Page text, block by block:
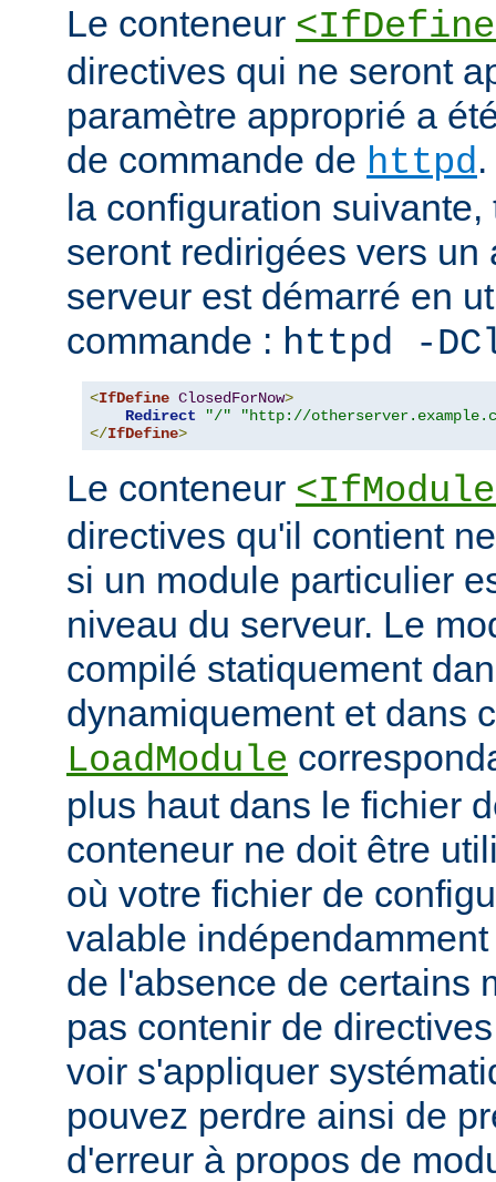
Le conteneur
directives qui ne seront
paramètre approprié a
de commande de httpd
la configuration
seront redirigées vers un
serveur est démarré en
commande : httpd -
<IfDefine ClosedForNow>
Redirect
"/"
"http://
</IfDefine>
Le conteneur
directives qu'il contient
si un module particulier
niveau du serveur. Le
compilé statiquement
dynamiquement et dans
LoadModule
plus haut dans le fichier
conteneur ne doit être
où votre fichier de
valable
de l'absence de certains
pas contenir de
voir s'appliquer
pouvez perdre ainsi de
d'erreur à propos de